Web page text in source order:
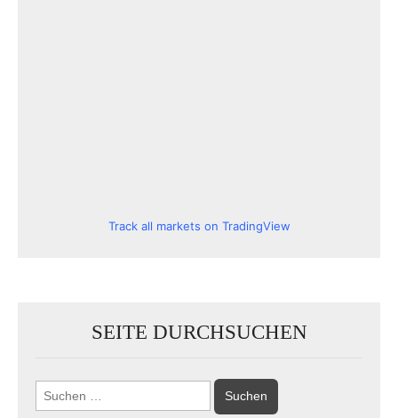
Track all markets on TradingView
SEITE DURCHSUCHEN
Suchen
nach: